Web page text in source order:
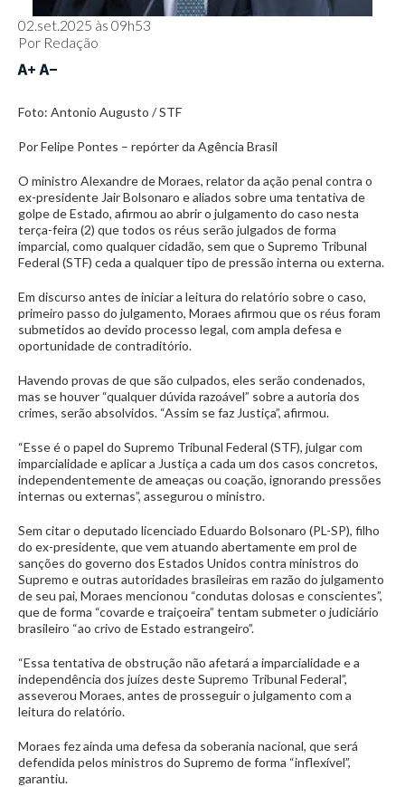
02.set.2025 às 09h53
Por Redação
Foto: Antonio Augusto / STF
Por Felipe Pontes – repórter da Agência Brasil
O ministro Alexandre de Moraes, relator da ação penal contra o
ex-presidente Jair Bolsonaro e aliados sobre uma tentativa de
golpe de Estado, afirmou ao abrir o julgamento do caso nesta
terça-feira (2) que todos os réus serão julgados de forma
imparcial, como qualquer cidadão, sem que o Supremo Tribunal
Federal (STF) ceda a qualquer tipo de pressão interna ou externa.
Em discurso antes de iniciar a leitura do relatório sobre o caso,
primeiro passo do julgamento, Moraes afirmou que os réus foram
submetidos ao devido processo legal, com ampla defesa e
oportunidade de contraditório.
Havendo provas de que são culpados, eles serão condenados,
mas se houver “qualquer dúvida razoável” sobre a autoria dos
crimes, serão absolvidos. “Assim se faz Justiça”, afirmou.
“Esse é o papel do Supremo Tribunal Federal (STF), julgar com
imparcialidade e aplicar a Justiça a cada um dos casos concretos,
independentemente de ameaças ou coação, ignorando pressões
internas ou externas”, assegurou o ministro.
Sem citar o deputado licenciado Eduardo Bolsonaro (PL-SP), filho
do ex-presidente, que vem atuando abertamente em prol de
sanções do governo dos Estados Unidos contra ministros do
Supremo e outras autoridades brasileiras em razão do julgamento
de seu pai, Moraes mencionou “condutas dolosas e conscientes”,
que de forma “covarde e traiçoeira” tentam submeter o judiciário
brasileiro “ao crivo de Estado estrangeiro”.
“Essa tentativa de obstrução não afetará a imparcialidade e a
independência dos juízes deste Supremo Tribunal Federal”,
asseverou Moraes, antes de prosseguir o julgamento com a
leitura do relatório.
Moraes fez ainda uma defesa da soberania nacional, que será
defendida pelos ministros do Supremo de forma “inflexível”,
garantiu.